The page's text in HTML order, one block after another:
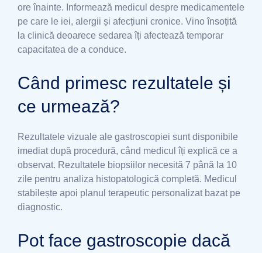
ore înainte. Informează medicul despre medicamentele
pe care le iei, alergii și afecțiuni cronice. Vino însoțită
la clinică deoarece sedarea îți afectează temporar
capacitatea de a conduce.
Când primesc rezultatele și
ce urmează?
Rezultatele vizuale ale gastroscopiei sunt disponibile
imediat după procedură, când medicul îți explică ce a
observat. Rezultatele biopsiilor necesită 7 până la 10
zile pentru analiza histopatologică completă. Medicul
stabilește apoi planul terapeutic personalizat bazat pe
diagnostic.
Pot face gastroscopie dacă